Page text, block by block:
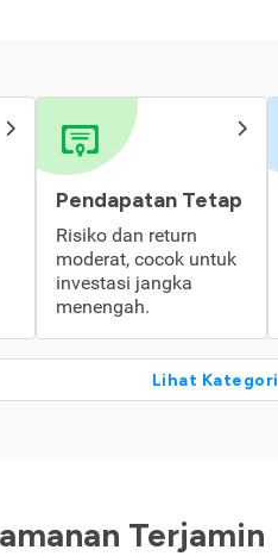
Pendapatan Tetap
Risiko dan return
moderat, cocok untuk
investasi jangka
menengah.
Lihat Kategori
Terjamin